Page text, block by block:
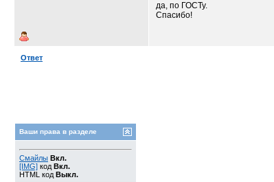
да, по ГОСТу.
Спасибо!
Ответ
Ваши права в разделе
Смайлы Вкл.
[IMG] код Вкл.
HTML код Выкл.